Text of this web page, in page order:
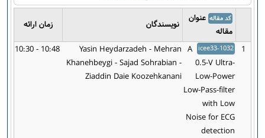
کد مقاله عنوان
مقاله
نویسندگان زمان ارائه
1
icee33-1032
A
0.5-V Ultra-
Low-Power
Low-Pass-filter
with Low
Noise for ECG
detection
Yasin Heydarzadeh - Mehran
Khanehbeygi - Sajad Sohrabian -
Ziaddin Daie Koozehkanani
10:30 - 10:48